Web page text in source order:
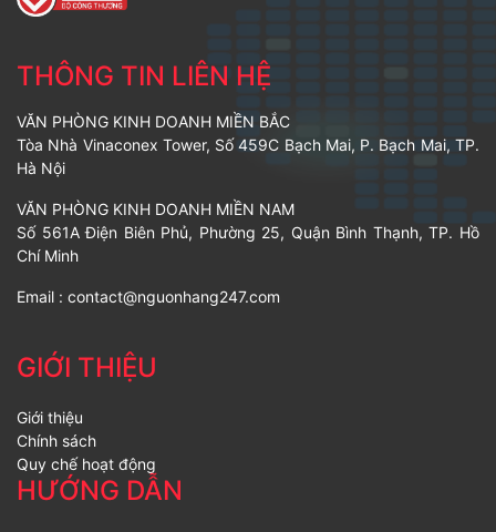
THÔNG TIN LIÊN HỆ
VĂN PHÒNG KINH DOANH MIỀN BẮC
Tòa Nhà Vinaconex Tower, Số 459C Bạch Mai, P. Bạch Mai, TP.
Hà Nội
VĂN PHÒNG KINH DOANH MIỀN NAM
Số 561A Điện Biên Phủ, Phường 25, Quận Bình Thạnh, TP. Hồ
Chí Minh
Email : contact@nguonhang247.com
GIỚI THIỆU
Giới thiệu
Chính sách
Quy chế hoạt động
HƯỚNG DẪN